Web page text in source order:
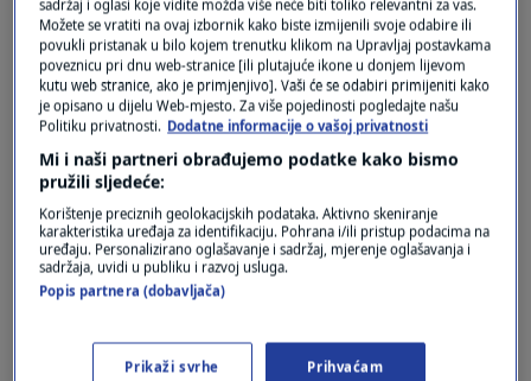
Savršeno rublje bez peglanja? Sve je
moguće uz ovaj sjajan trik
MAGAZIN
Stavite jednu stvar u perilicu rublja i veš
će izaći kao ispeglan
LIFESTYLE|4. kol.
Napravite ovaj prirodni sprej i izbjegnite
peglanje po velikim vrućinama
sadržaj i oglasi koje vidite možda više neće biti toliko relevantni za vas.
Možete se vratiti na ovaj izbornik kako biste izmijenili svoje odabire ili
povukli pristanak u bilo kojem trenutku klikom na Upravljaj postavkama
poveznicu pri dnu web-stranice [ili plutajuće ikone u donjem lijevom
kutu web stranice, ako je primjenjivo]. Vaši će se odabiri primijeniti kako
je opisano u dijelu Web-mjesto. Za više pojedinosti pogledajte našu
Politiku privatnosti. Dodatne informacije o vašoj privatnosti
Mi i naši partneri obrađujemo podatke kako bismo
pružili sljedeće:
Korištenje preciznih geolokacijskih podataka. Aktivno skeniranje
karakteristika uređaja za identifikaciju. Pohrana i/ili pristup podacima na
uređaju. Personalizirano oglašavanje i sadržaj, mjerenje oglašavanja i
sadržaja, uvidi u publiku i razvoj usluga.
Popis partnera (dobavljača)
Prikaži svrhe Prihvaćam